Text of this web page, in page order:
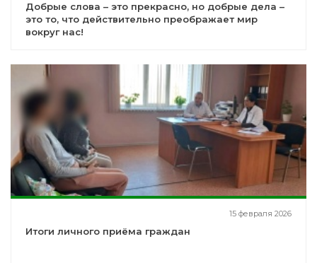
Добрые слова – это прекрасно, но добрые дела –
это то, что действительно преображает мир
вокруг нас!
15 февраля 2026
Итоги личного приёма граждан